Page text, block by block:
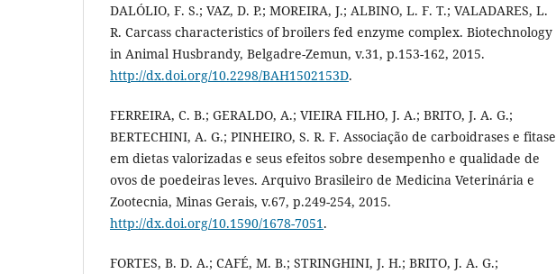
DALÓLIO, F. S.; VAZ, D. P.; MOREIRA, J.; ALBINO, L. F. T.; VALADARES, L.
R. Carcass characteristics of broilers fed enzyme complex. Biotechnology
in Animal Husbrandy, Belgadre-Zemun, v.31, p.153-162, 2015.
http://dx.doi.org/10.2298/BAH1502153D.
FERREIRA, C. B.; GERALDO, A.; VIEIRA FILHO, J. A.; BRITO, J. A. G.;
BERTECHINI, A. G.; PINHEIRO, S. R. F. Associação de carboidrases e fitase
em dietas valorizadas e seus efeitos sobre desempenho e qualidade de
ovos de poedeiras leves. Arquivo Brasileiro de Medicina Veterinária e
Zootecnia, Minas Gerais, v.67, p.249-254, 2015.
http://dx.doi.org/10.1590/1678-7051.
FORTES, B. D. A.; CAFÉ, M. B.; STRINGHINI, J. H.; BRITO, J. A. G.;